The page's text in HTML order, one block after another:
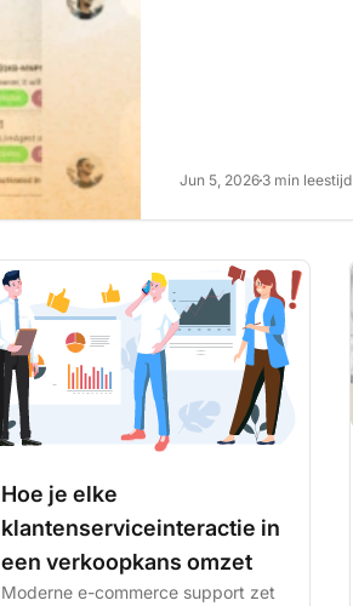
Jun 5, 2026 3 min leestijd
Hoe je elke
klantenserviceinteractie in
een verkoopkans omzet
Moderne e-commerce support zet